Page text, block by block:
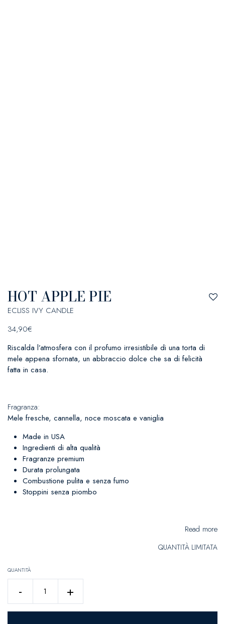
HOT APPLE PIE
ECLISS IVY CANDLE
34,90€
Riscalda l’atmosfera con il profumo irresistibile di una torta di
mele appena sfornata, un abbraccio dolce che sa di felicità
fatta in casa.
Fragranza:
Mele fresche, cannella, noce moscata e vaniglia
Made in USA
Ingredienti di alta qualità
Fragranze premium
Durata prolungata
Combustione pulita e senza fumo
Stoppini senza piombo
Read more
QUANTITÀ LIMITATA
QUANTITÀ
-
APPLE
PIE
+